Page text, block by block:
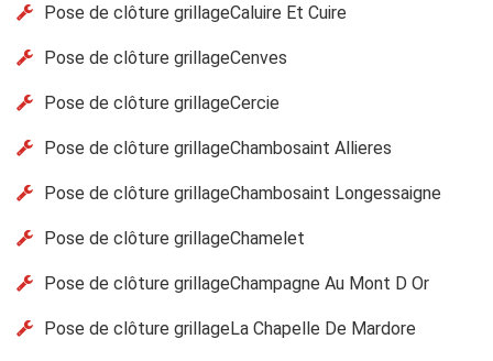
Pose de clôture grillageCaluire Et Cuire
Pose de clôture grillageCenves
Pose de clôture grillageCercie
Pose de clôture grillageChambosaint Allieres
Pose de clôture grillageChambosaint Longessaigne
Pose de clôture grillageChamelet
Pose de clôture grillageChampagne Au Mont D Or
Pose de clôture grillageLa Chapelle De Mardore